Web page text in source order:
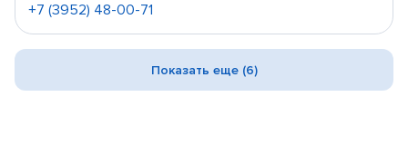
+7 (3952) 48-00-71
Показать еще (6)